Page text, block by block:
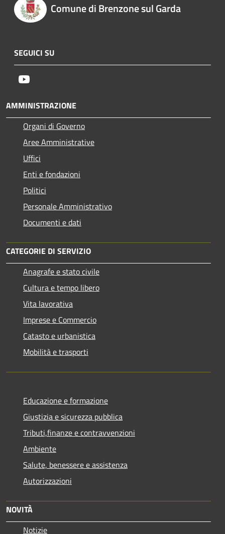
Comune di Brenzone sul Garda
SEGUICI SU
AMMINISTRAZIONE
Organi di Governo
Aree Amministrative
Uffici
Enti e fondazioni
Politici
Personale Amministrativo
Documenti e dati
CATEGORIE DI SERVIZIO
Anagrafe e stato civile
Cultura e tempo libero
Vita lavorativa
Imprese e Commercio
Catasto e urbanistica
Mobilità e trasporti
Educazione e formazione
Giustizia e sicurezza pubblica
Tributi,finanze e contravvenzioni
Ambiente
Salute, benessere e assistenza
Autorizzazioni
NOVITÀ
Notizie